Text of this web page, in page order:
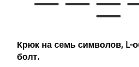
Крюк на семь символов, L-
болт.